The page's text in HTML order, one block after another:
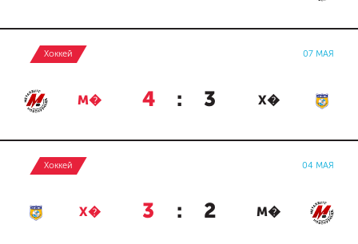
Хоккей 07 МАЯ
М� 4 : 3 Х�
Хоккей 04 МАЯ
Х� 3 : 2 М�